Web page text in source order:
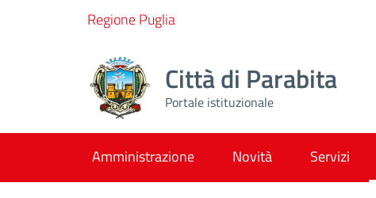
Vai ai contenutiRegione Puglia
Città di Parabita
Portale istituzionale
Amministrazione Novità Servizi